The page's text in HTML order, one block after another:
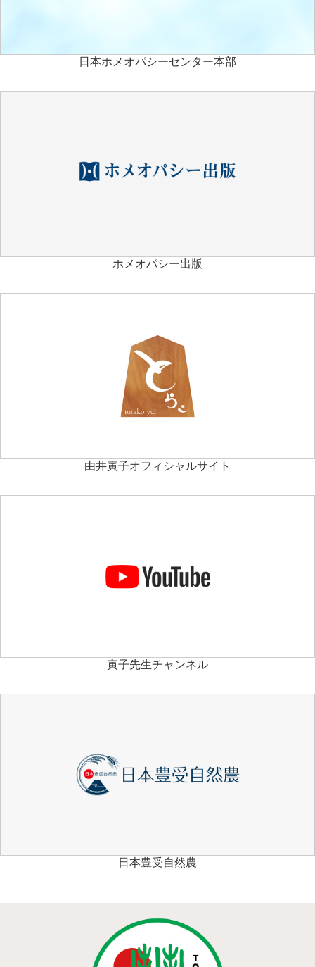
日本ホメオパシーセンター本部
ホメオパシー出版
由井寅子オフィシャルサイト
寅子先生チャンネル
日本豊受自然農